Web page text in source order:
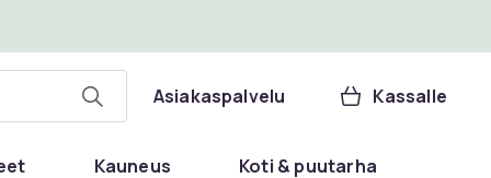
Asiakaspalvelu Kassalle
Kauneus Koti & puutarha